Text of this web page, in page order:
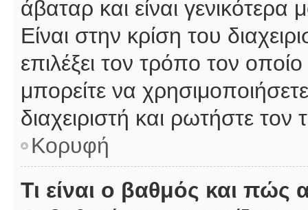
άβαταρ και είναι
Είναι στην κρίση του
επιλέξει τον τρόπο τον
μπορείτε να
διαχειριστή και ρωτήστε τον
Κορυφή
Τι είναι ο βαθμός και